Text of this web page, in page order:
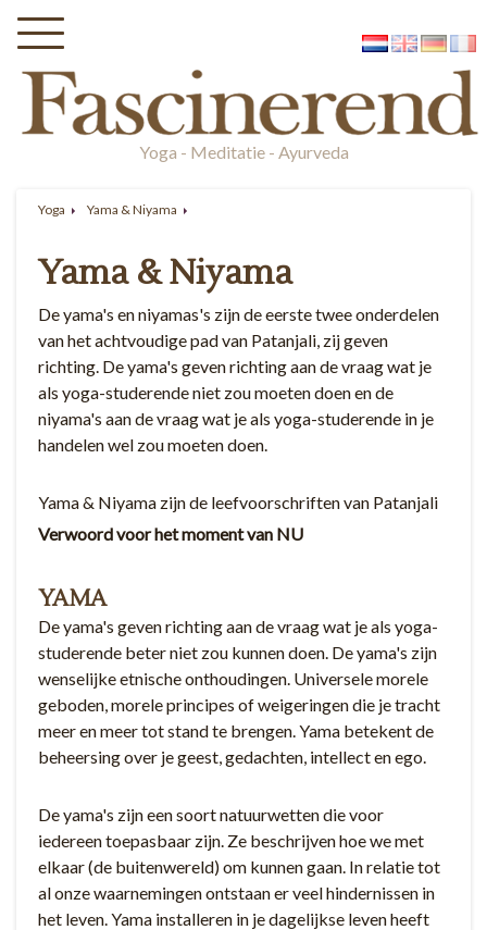
Yoga - Meditatie - Ayurveda
Yoga Yama & Niyama
Yama & Niyama
De yama's en niyamas's zijn de eerste twee onderdelen
van het achtvoudige pad van Patanjali, zij geven
richting. De yama's geven richting aan de vraag wat je
als yoga-studerende niet zou moeten doen en de
niyama's aan de vraag wat je als yoga-studerende in je
handelen wel zou moeten doen.
Yama & Niyama zijn de leefvoorschriften van Patanjali
Verwoord voor het moment van NU
YAMA
De yama's geven richting aan de vraag wat je als yoga-
studerende beter niet zou kunnen doen. De yama's zijn
wenselijke etnische onthoudingen. Universele morele
geboden, morele principes of weigeringen die je tracht
meer en meer tot stand te brengen. Yama betekent de
beheersing over je geest, gedachten, intellect en ego.
De yama's zijn een soort natuurwetten die voor
iedereen toepasbaar zijn. Ze beschrijven hoe we met
elkaar (de buitenwereld) om kunnen gaan. In relatie tot
al onze waarnemingen ontstaan er veel hindernissen in
het leven. Yama installeren in je dagelijkse leven heeft